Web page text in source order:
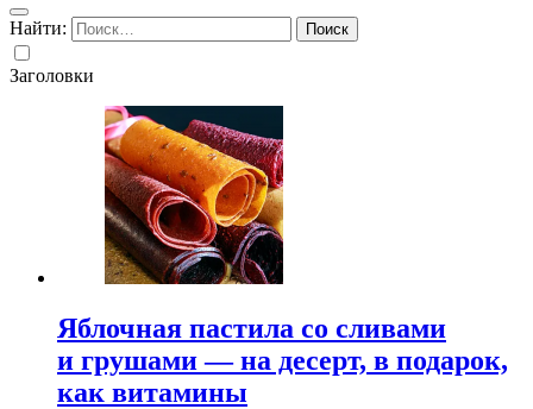
Найти:
Заголовки
Яблочная пастила со сливами
и грушами — на десерт, в подарок,
как витамины